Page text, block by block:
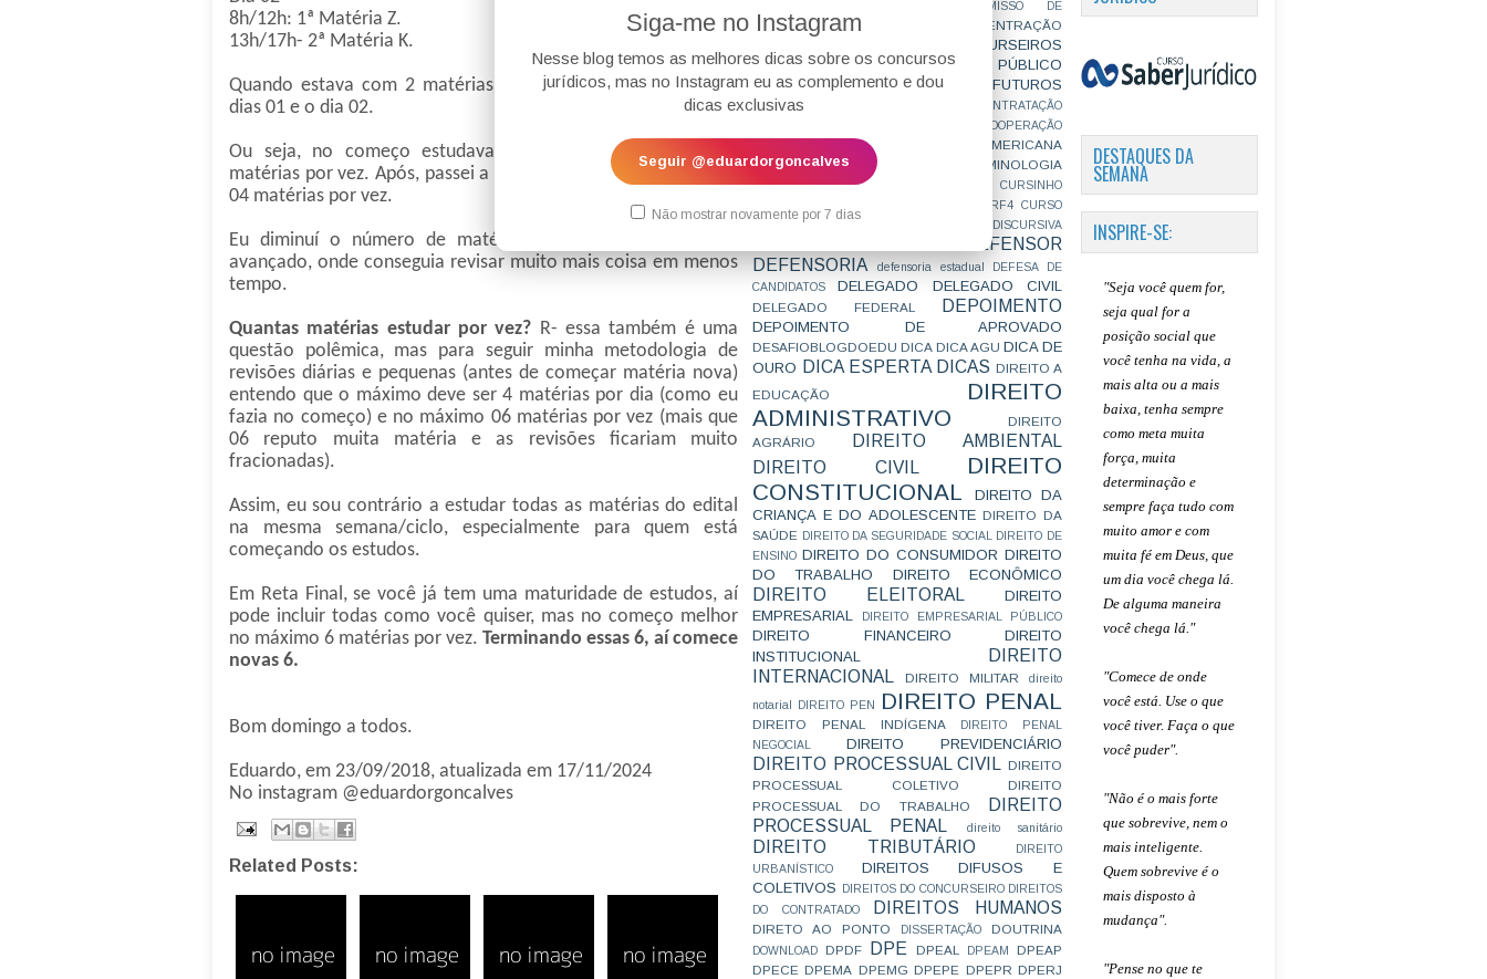
Siga-me no Instagram
Nesse blog temos as melhores dicas sobre os concursos
jurídicos, mas no Instagram eu as complemento e dou
dicas exclusivas
Seguir @eduardorgoncalves
Não mostrar novamente por 7 dias
8h/12h: 1ª Matéria Z.
13h/17h- 2ª Matéria K.
Quando estava com 2 matérias por dia, passei a alternar os
dias 01 e o dia 02.
Ou seja, no começo estudava 04 matérias por dia e 04
matérias por vez. Após, passei a estudar 02 matérias por dia, e
04 matérias por vez.
Eu diminuí o número de matérias quando já estava mais
avançado, onde conseguia revisar muito mais coisa em menos
tempo.
Quantas matérias estudar por vez? R- essa também é uma
questão polêmica, mas para seguir minha metodologia de
revisões diárias e pequenas (antes de começar matéria nova)
entendo que o máximo deve ser 4 matérias por dia (como eu
fazia no começo) e no máximo 06 matérias por vez (mais que
06 reputo muita matéria e as revisões ficariam muito
fracionadas).
Assim, eu sou contrário a estudar todas as matérias do edital
na mesma semana/ciclo, especialmente para quem está
começando os estudos.
Em Reta Final, se você já tem uma maturidade de estudos, aí
pode incluir todas como você quiser, mas no começo melhor
no máximo 6 matérias por vez. Terminando essas 6, aí comece
novas 6.
Bom domingo a todos.
Eduardo, em 23/09/2018, atualizada em 17/11/2024
No instagram @eduardorgoncalves
Related Posts:
COMPROMISSO DE
AJUSTAMENTO DE CONDUTA
CONCENTRAÇÃO
CONCURSEIROS
CONCURSO
CONCURSO PÚBLICO
CONCURSOS
CONCURSOS FUTUROS
CONCURSOS NÍVEL HARD
CONTRATAÇÃO
COOPERAÇÃO
CORTE INTERAMERICANA
CPC2015
CPI
CRIMINOLOGIA
CRONOGRAMA
CTB CURSINHO
CURSO ESTUDO DE CASO - TRF4
CURSO
PARA A SUBJETIVA
CURSO PROVA DISCURSIVA
DEFENSOR
DEFENSORIA
defensoria estadual
DEFESA DE
CANDIDATOS
DELEGADO DELEGADO CIVIL
DELEGADO FEDERAL DEPOIMENTO
DEPOIMENTO DE APROVADO
DESAFIOBLOGDOEDU DICA DICA AGU DICA DE
OURO DICA ESPERTA DICAS DIREITO A
EDUCAÇÃO
DIREITO
ADMINISTRATIVO
DIREITO
AGRÁRIO
DIREITO AMBIENTAL
DIREITO CIVIL
DIREITO
CONSTITUCIONAL
DIREITO DA
CRIANÇA E DO ADOLESCENTE DIREITO DA
SAÚDE
DIREITO DA SEGURIDADE SOCIAL
DIREITO DE
ENSINO DIREITO DO CONSUMIDOR DIREITO
DO TRABALHO
DIREITO ECONÔMICO
DIREITO ELEITORAL
DIREITO
EMPRESARIAL
DIREITO EMPRESARIAL PÚBLICO
DIREITO FINANCEIRO
DIREITO
INSTITUCIONAL
DIREITO
INTERNACIONAL
DIREITO MILITAR direito
notarial DIREITO PEN DIREITO PENAL
DIREITO PENAL INDÍGENA
DIREITO PENAL
NEGOCIAL
DIREITO PREVIDENCIÁRIO
DIREITO PROCESSUAL CIVIL
DIREITO
PROCESSUAL COLETIVO
DIREITO
PROCESSUAL DO TRABALHO
DIREITO
PROCESSUAL PENAL
direito sanitário
DIREITO TRIBUTÁRIO
DIREITO
URBANÍSTICO
DIREITOS DIFUSOS E
COLETIVOS
DIREITOS DO CONCURSEIRO DIREITOS
DO CONTRATADO
DIREITOS HUMANOS
DIRETO AO PONTO DISSERTAÇÃO DOUTRINA
DOWNLOAD DPDF DPE DPEAL DPEAM
DPEAP
DPECE DPEMA DPEMG DPEPE DPEPR DPERJ
DESTAQUES DA
SEMANA
INSPIRE-SE:
"Seja você quem for,
seja qual for a
posição social que
você tenha na vida, a
mais alta ou a mais
baixa, tenha sempre
como meta muita
força, muita
determinação e
sempre faça tudo com
muito amor e com
muita fé em Deus, que
um dia você chega lá.
De alguma maneira
você chega lá."
"Comece de onde
você está. Use o que
você tiver. Faça o que
você puder".
"Não é o mais forte
que sobrevive, nem o
mais inteligente.
Quem sobrevive é o
mais disposto à
mudança".
"Pense no que te